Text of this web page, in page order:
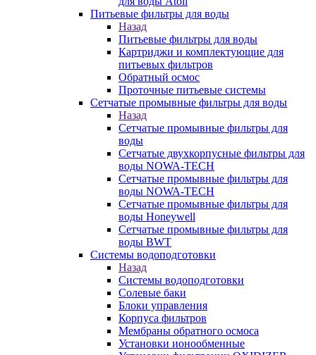
Питьевые фильтры для воды
Назад
Питьевые фильтры для воды
Картриджи и комплектующие для
питьевых фильтров
Обратный осмос
Проточные питьевые системы
Сетчатые промывные фильтры для воды
Назад
Сетчатые промывные фильтры для
воды
Сетчатые двухкорпусные фильтры для
воды NOWA-TECH
Сетчатые промывные фильтры для
воды NOWA-TECH
Сетчатые промывные фильтры для
воды Honeywell
Сетчатые промывные фильтры для
воды BWT
Системы водоподготовки
Назад
Системы водоподготовки
Солевые баки
Блоки управления
Корпуса фильтров
Мембраны обратного осмоса
Установки ионообменные